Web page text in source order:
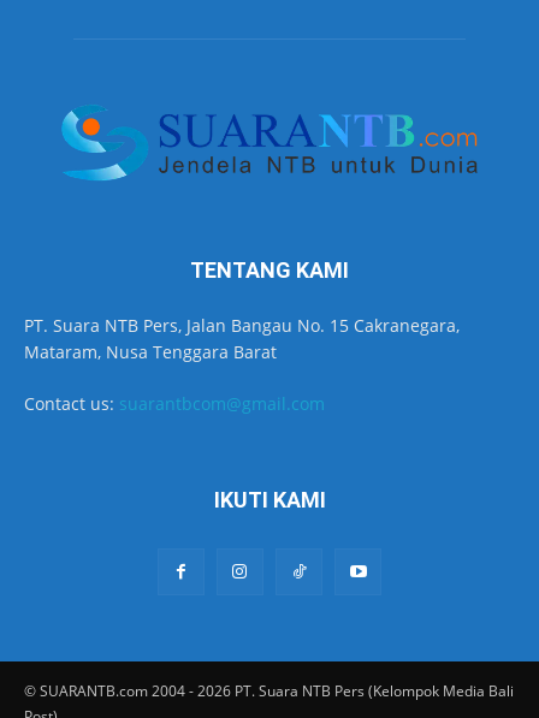
TENTANG KAMI
PT. Suara NTB Pers, Jalan Bangau No. 15 Cakranegara,
Mataram, Nusa Tenggara Barat
Contact us: suarantbcom@gmail.com
IKUTI KAMI
© SUARANTB.com 2004 - 2026 PT. Suara NTB Pers (Kelompok Media Bali